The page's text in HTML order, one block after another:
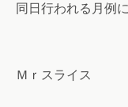
同日行われる月例
Ｍｒスライス